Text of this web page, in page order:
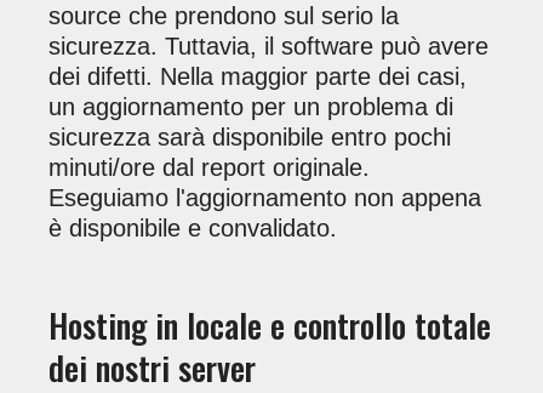
source che prendono sul serio la
sicurezza. Tuttavia, il software può avere
dei difetti. Nella maggior parte dei casi,
un aggiornamento per un problema di
sicurezza sarà disponibile entro pochi
minuti/ore dal report originale.
Eseguiamo l'aggiornamento non appena
è disponibile e convalidato.
Hosting in locale e controllo totale
dei nostri server